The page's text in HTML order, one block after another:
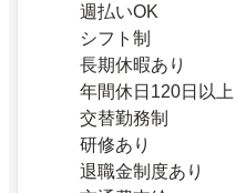
週払いOK
シフト制
長期休暇あり
年間休日120日以上
交替勤務制
研修あり
退職金制度あり